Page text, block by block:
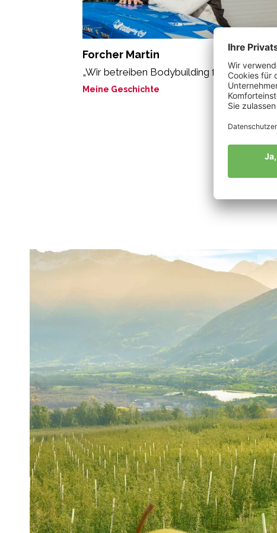
Forcher Martin
„Wir betreiben Bodybuilding für Nützlinge!“
Meine Geschichte